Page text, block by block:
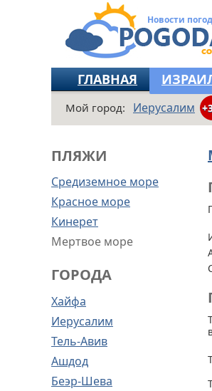
Новости
ГЛАВНАЯ
Мой город: Иерусалим
ПЛЯЖИ
Средиземное море
Красное море
Кинерет
Мертвое море
ГОРОДА
Хайфа
Иерусалим
Тель-Авив
Ашдод
Беэр-Шева